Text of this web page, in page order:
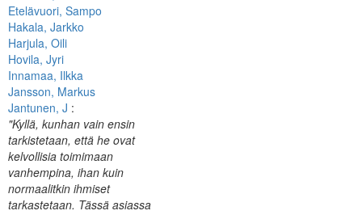
Etelävuori, Sampo
Hakala, Jarkko
Harjula, Oili
Hovila, Jyri
Innamaa, Ilkka
Jansson, Markus
Jantunen, J :
"Kyllä, kunhan vain ensin
tarkistetaan, että he ovat
kelvollisia toimimaan
vanhempina, ihan kuin
normaalitkin ihmiset
tarkastetaan. Tässä asiassa